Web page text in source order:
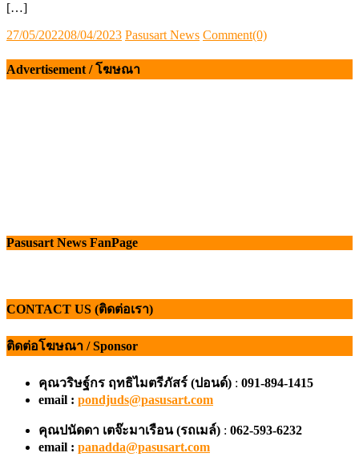
[…]
Posted
27/05/202208/04/2023 Author
Pasusart News Comment(0)
Advertisement / โฆษณา
Pasusart News FanPage
CONTACT US (ติดต่อเรา)
ติดต่อโฆษณา / Sponsor
คุณวริษฐ์กร ฤทธิไมตรีภัสร์ (ปอนด์) : 091-894-1415
email : pondjuds@pasusart.com
คุณปนัดดา เตจ๊ะมาเรือน (รถเมล์) : 062-593-6232
email : panadda@pasusart.com